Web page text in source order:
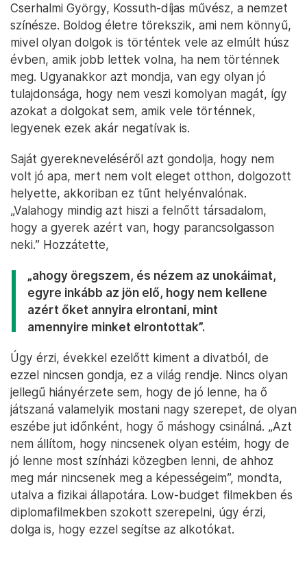
Cserhalmi György, Kossuth-díjas művész, a nemzet
színésze. Boldog életre törekszik, ami nem könnyű,
mivel olyan dolgok is történtek vele az elmúlt húsz
évben, amik jobb lettek volna, ha nem történnek
meg. Ugyanakkor azt mondja, van egy olyan jó
tulajdonsága, hogy nem veszi komolyan magát, így
azokat a dolgokat sem, amik vele történnek,
legyenek ezek akár negatívak is.
Saját gyerekneveléséről azt gondolja, hogy nem
volt jó apa, mert nem volt eleget otthon, dolgozott
helyette, akkoriban ez tűnt helyénvalónak.
„Valahogy mindig azt hiszi a felnőtt társadalom,
hogy a gyerek azért van, hogy parancsolgasson
neki.” Hozzátette,
„ahogy öregszem, és nézem az unokáimat,
egyre inkább az jön elő, hogy nem kellene
azért őket annyira elrontani, mint
amennyire minket elrontottak”.
Úgy érzi, évekkel ezelőtt kiment a divatból, de
ezzel nincsen gondja, ez a világ rendje. Nincs olyan
jellegű hiányérzete sem, hogy de jó lenne, ha ő
játszaná valamelyik mostani nagy szerepet, de olyan
eszébe jut időnként, hogy ő máshogy csinálná. „Azt
nem állítom, hogy nincsenek olyan estéim, hogy de
jó lenne most színházi közegben lenni, de ahhoz
meg már nincsenek meg a képességeim”, mondta,
utalva a fizikai állapotára. Low-budget filmekben és
diplomafilmekben szokott szerepelni, úgy érzi,
dolga is, hogy ezzel segítse az alkotókat.